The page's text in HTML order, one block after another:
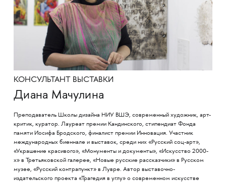
КОНСУЛЬТАНТ ВЫСТАВКИ
Диана Мачулина
Преподаватель Школы дизайна НИУ ВШЭ, современный художник, арт-
критик, куратор. Лауреат премии Кандинского, стипендиат Фонда
памяти Иосифа Бродского, финалист премии Инновация. Участник
международных биеннале и выставок, среди них «Русский соц-арт»,
«Украшение красивого», «Монументы и документы», «Искусство 2000-
х» в Третьяковской галерее, «Новые русские рассказчики» в Русском
музее, «Русский контрапункт» в Лувре. Автор выставочно-
издательского проекта «Трагедия в углу» о современном искусстве